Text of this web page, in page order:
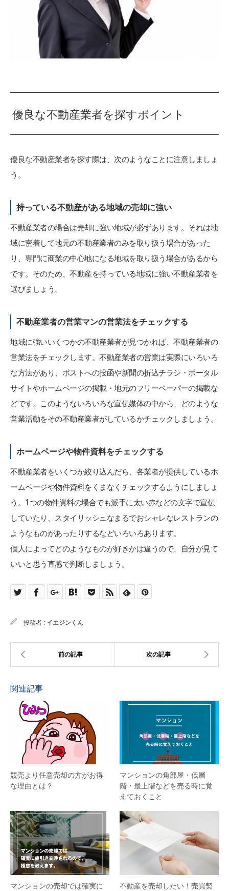
優良な不動産業者を探すポイント
優良な不動産業者を探す際は、次のようなことに注意しましょ
う。
持っている不動産がある地域の売却に強い
不動産業者の場合は売却に強い地域が必ずあります。それは地
域に密着して地元の不動産業者のみを取り扱う場合があった
り、専門に商業の中心地になる地域を取り扱う場合があるから
です。そのため、不動産を持っている地域に強い不動産業者を
選びましょう。
不動産業者の営業マンの営業法をチェックする
地域に強いいくつかの不動産業者が見つかれば、不動産業者の
営業法をチェックします。不動産業者の営業は実際にいろいろ
な方法があり、ポストへの投函や新聞の折込チラシ・ポータル
サイトやホームページの掲載・地元のフリーペーパーの掲載な
どです。このようないろいろな宣伝媒体の中から、どのような
営業活動をその不動産業者がしているかチェックしましょう。
ホームページや物件資料をチェックする
不動産業者をいくつか絞り込んだら、各業者が提供しているホ
ームページや物件資料をくまなくチェックするようにしましょ
う。1つの物件資料の場合でも派手に太い赤などの文字で宣伝
していたり、スタイリッシュなまるでおシャレなレストランの
ようなものがあったりするなどいろいろあります。
個人によってどのようなものが好きかは違うので、自分が見て
いいと思う直感で判断しましょう。
投稿者 : イエジンくん
関連記事
競売より任意売却の方がお得
な理由とは？
マンションの角部屋・低層
階・最上階などを売る時に覚
えておくこと
マンションの売却では確実に
不動産を売却したい！売買契